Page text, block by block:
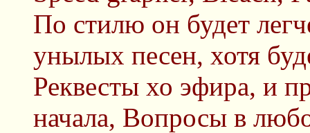
По стилю он будет
унылых песен, хотя
Реквесты хо эфира, и
начала, Вопросы в